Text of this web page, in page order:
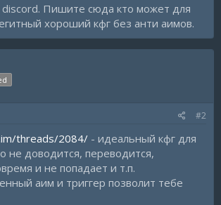
Пишите сюда кто может для
хороший кфг без анти аимов.
#2
threads/2084/ - идеальный кфг для
не доводится, переводится,
и не попадает и т.п.
аим и триггер позволит тебе